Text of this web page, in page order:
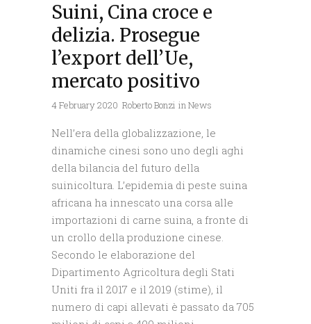
Suini, Cina croce e
delizia. Prosegue
l’export dell’Ue,
mercato positivo
4 February 2020 Roberto Bonzi inNews
Nell’era della globalizzazione, le
dinamiche cinesi sono uno degli aghi
della bilancia del futuro della
suinicoltura. L’epidemia di peste suina
africana ha innescato una corsa alle
importazioni di carne suina, a fronte di
un crollo della produzione cinese.
Secondo le elaborazione del
Dipartimento Agricoltura degli Stati
Uniti fra il 2017 e il 2019 (stime), il
numero di capi allevati è passato da 705